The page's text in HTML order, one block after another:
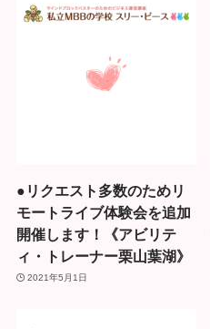
●リクエスト多数のためリ
モートライブ体験会を追加
開催します！《アビリテ
ィ・トレーナー栗山葉湖》
2021年5月1日